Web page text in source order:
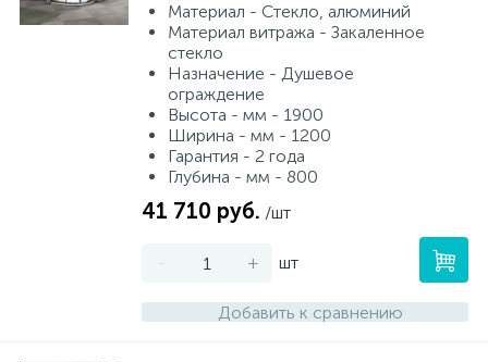
Материал - Стекло, алюминий
Материал витража - Закаленное
стекло
Назначение - Душевое
ограждение
Высота - мм - 1900
Ширина - мм - 1200
Гарантия - 2 года
Глубина - мм - 800
41 710 руб. /шт
- + шт
Добавить к сравнению